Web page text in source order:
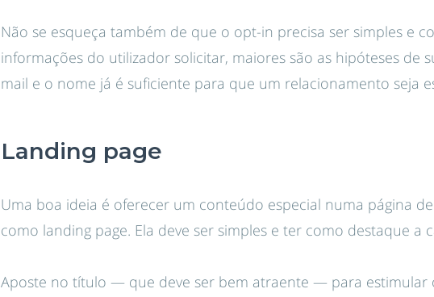
Não se esqueça também de que o opt-in precisa ser simples e
informações do utilizador solicitar, maiores são as hipóteses de
mail e o nome já é suficiente para que um relacionamento seja
Landing page
Uma boa ideia é oferecer um conteúdo especial numa página
como landing page. Ela deve ser simples e ter como destaque a
Aposte no título — que deve ser bem atraente — para estimular